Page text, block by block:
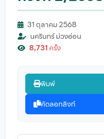
31 ตุลาคม 2568
นครินทร์ ม่วงอ่อน
8,731 ครั้ง
พิมพ์
คัดลอกลิงก์